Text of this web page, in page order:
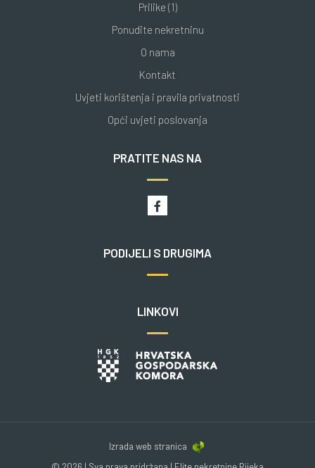
Prilike (1)
Ponudite nekretninu
O nama
Kontakt
Uvjeti korištenja i pravila privatnosti
Opći uvjeti poslovanja
PRATITE NAS NA
PODIJELI S DRUGIMA
LINKOVI
Izrada web stranica